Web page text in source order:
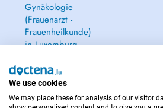
Gynäkologie
(Frauenarzt -
Frauenheilkunde)
in Luxemburg
We use cookies
We may place these for analysis of our visitor